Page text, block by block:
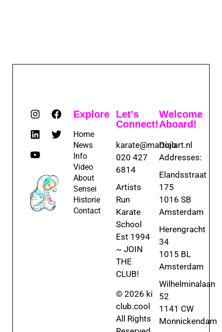
Explore
Home
News
Info
Video
About
Sensei
Historie
Contact
Let's
Connect!
karate@martialart.nl
020 427
6814
Artists
Run
Karate
School
Est 1994
~ JOIN
THE
CLUB!
© 2026 ki
club.cool
All Rights
Welcome
Aboard!
Dojo
Addresses:
Elandsstraat
175
1016 SB
Amsterdam
Herengracht
34
1015 BL
Amsterdam
Wilhelminalaan
52
1141 CW
Monnickendam